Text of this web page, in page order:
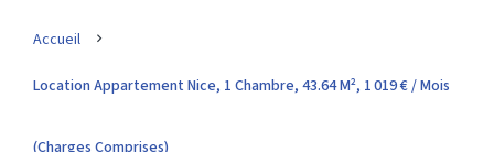
Accueil
Location Appartement Nice, 1 Chambre, 43.64 M², 1 019 € / Mois
(Charges Comprises)